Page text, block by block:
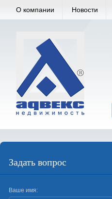
О компании Новости
Задать вопрос
Ваше имя: